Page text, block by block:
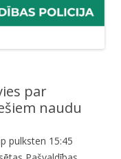
par
naudu
pulksten 15:45